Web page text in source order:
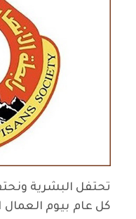
تحتفل البشرية
كل عام بيوم العمال